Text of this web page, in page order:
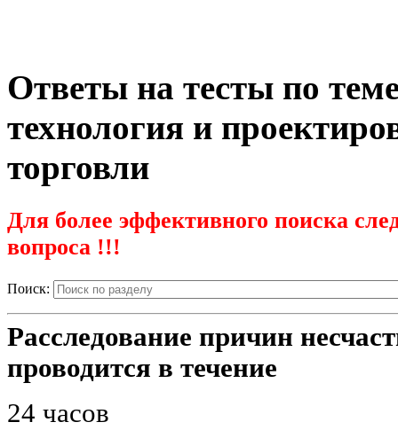
Ответы на тесты по
технология и
торговли
Для более эффективного поиска
вопроса !!!
Поиск:
Расследование причин
проводится в течение
24 часов